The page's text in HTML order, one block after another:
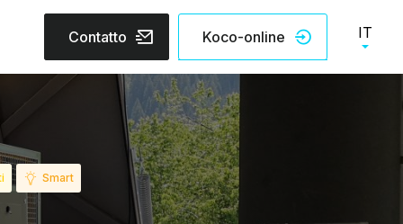
Contatto Koco-online IT
Smart